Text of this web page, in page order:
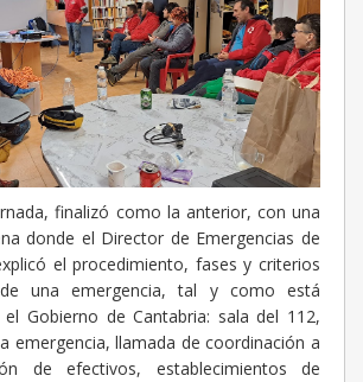
finalizó como la anterior, con una
donde el Director de Emergencias de
el procedimiento, fases y criterios
una emergencia, tal y como está
Gobierno de Cantabria: sala del 112,
emergencia, llamada de coordinación a
de efectivos, establecimientos de